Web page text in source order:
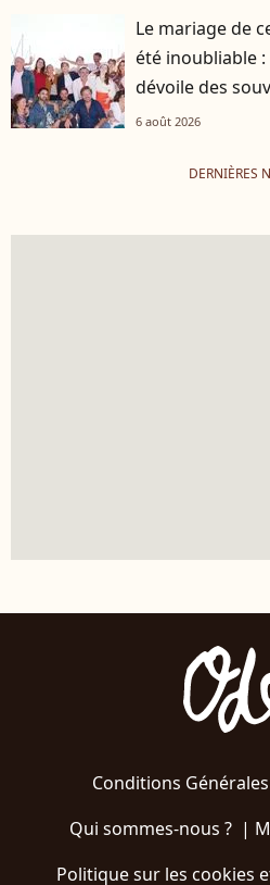
Le mariage de
été inoubliable
dévoile des
6 août 2026
DERNIÈRES
Conditions
Qui sommes-nous ?|
Politique sur les cookies